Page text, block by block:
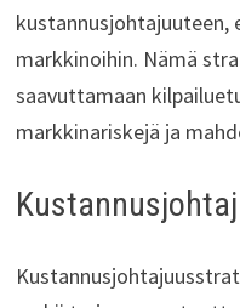
kustannusjohtajuuteen,
markkinoihin. Nämä
saavuttamaan
markkinariskejä ja